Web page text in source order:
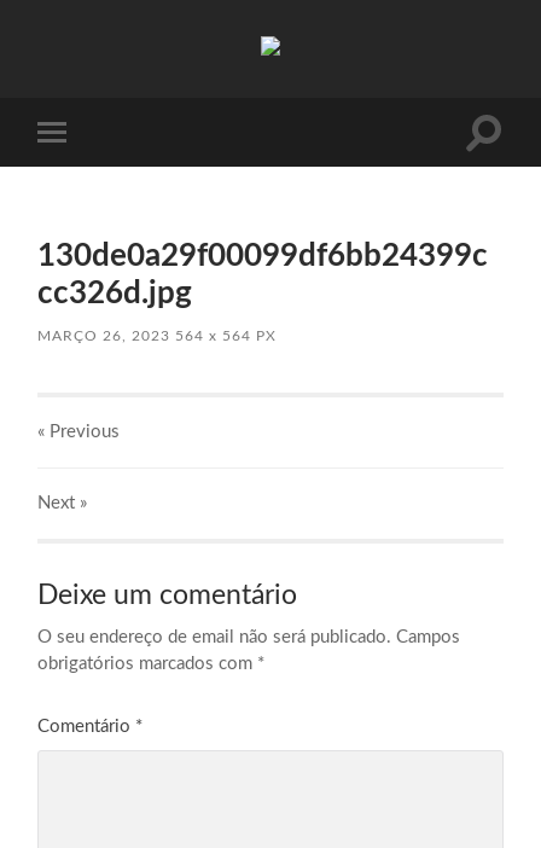
mobile
Toggle
130de0a29f00099df6bb24399c
cc326d.jpg
MARÇO 26, 2023 564x 564 PX
« Previous
Next »
Deixe um comentário
O seu endereço de email não será publicado. Campos
obrigatórios marcados com *
Comentário *